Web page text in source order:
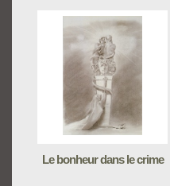
Le bonheur dans le crime